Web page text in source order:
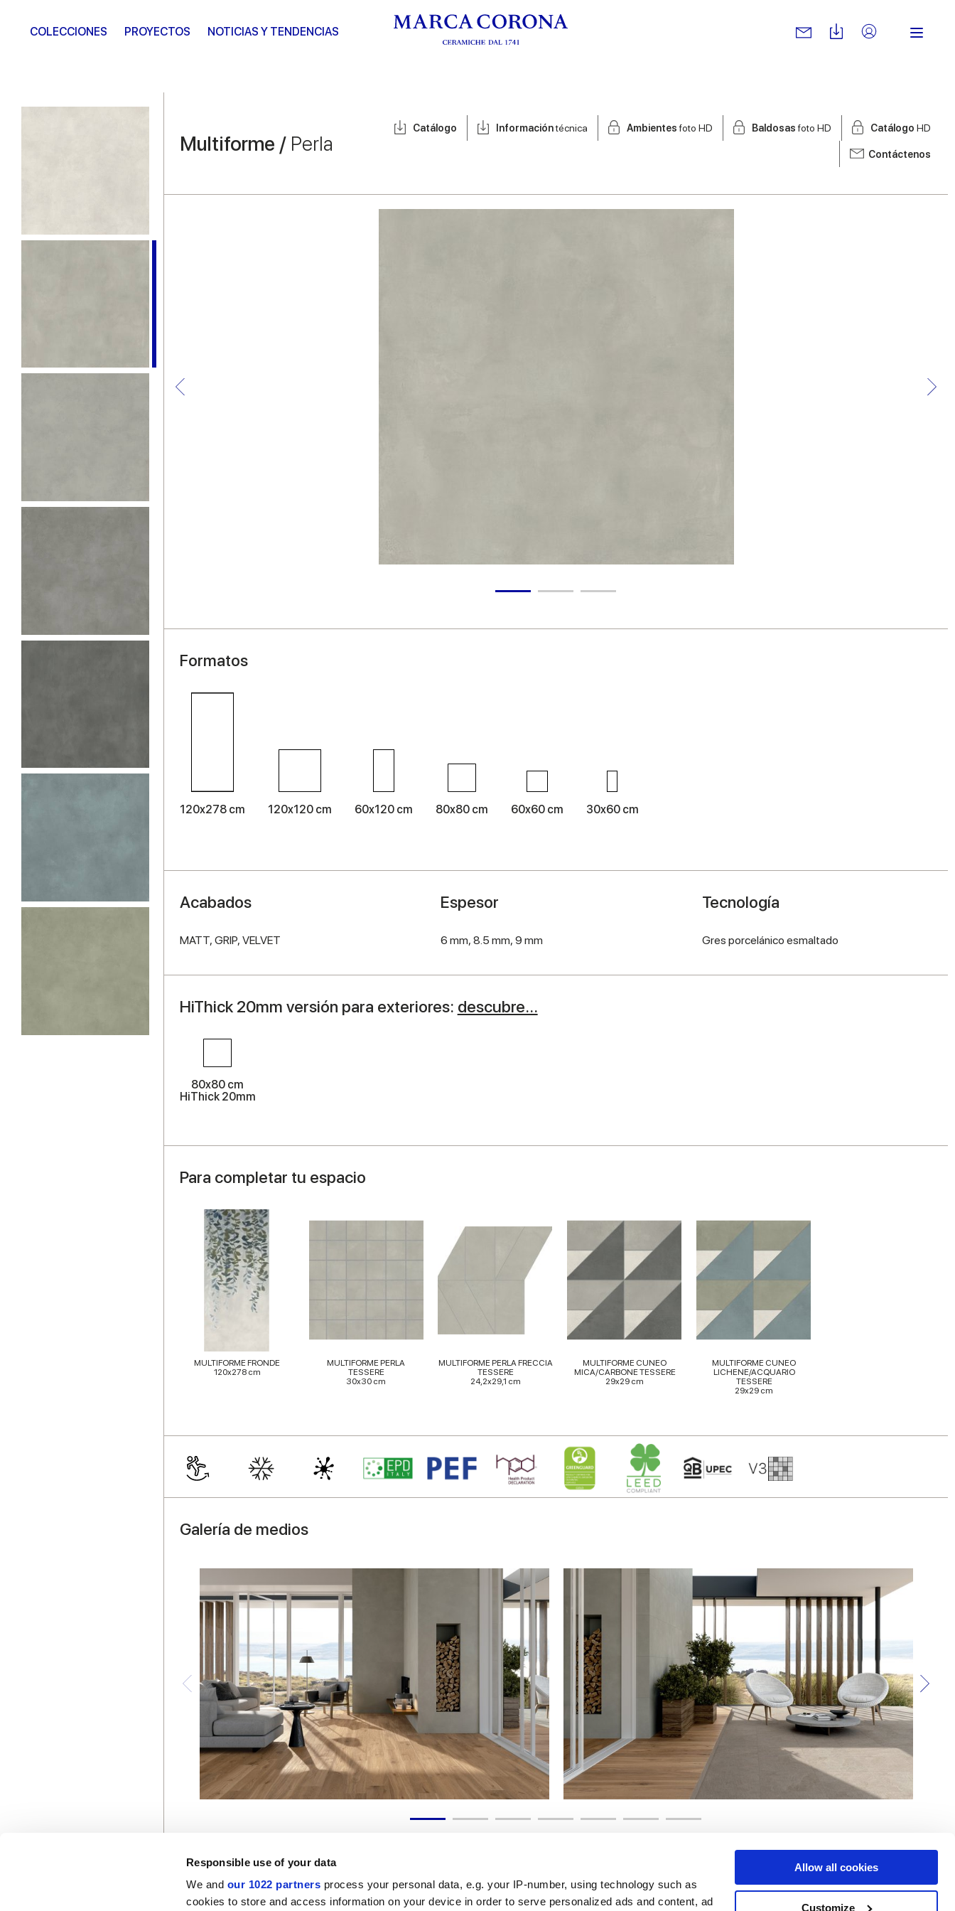
Responsible use of your data
We and our 1022 partners process your personal data, e.g. your IP-number, using technology such as
cookies to store and access information on your device in order to serve personalized ads and content, ad
Allow all cookies
Customize
COLECCIONES PROYECTOS NOTICIAS Y TENDENCIAS
Multiforme / Perla
Catálogo Informacióntécnica Ambientesfoto HD Baldosasfoto HD Catálogo HD
Contáctenos
Formatos
120x278 cm 120x120 cm 60x120 cm 80x80 cm 60x60 cm 30x60 cm
Acabados
MATT, GRIP, VELVET
Espesor
6 mm,8.5 mm,9 mm
Tecnología
Gres porcelánico esmaltado
HiThick 20mm versión para exteriores: descubre...
80x80 cm
HiThick 20mm
Para completar tu espacio
MULTIFORME FRONDE
120x278 cm
MULTIFORME PERLA
TESSERE
30x30 cm
MULTIFORME PERLA FRECCIA
TESSERE
24,2x29,1 cm
MULTIFORME CUNEO
MICA/CARBONE TESSERE
29x29 cm
MULTIFORME CUNEO
LICHENE/ACQUARIO
TESSERE
29x29 cm
Galería de medios